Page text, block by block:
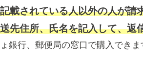
載されている人以外の人が請
先住所、氏名を記入して、返
銀行、郵便局の窓口で購入できま